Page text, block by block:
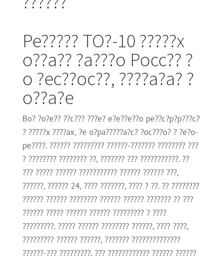
Pe????? TO?-10 ?????x
o??a?? ?a???o Pocc?? ?
o ?ec??oc??, ????a?a? ?
o??a?e
Bo? ?o?e?? ??c??? ???e? e?e??e??o pe??c?p?p???c?
? ?????x ????ax, ?e o?pa?????a?c? ?oc???o? ? ?e?o-
pe????. ?????? ????????? ??????-??????? ???????? ???
? ???????? ???????? ??, ??????? ??? ???????????. ??
??? ????? ?????? ??????????? ?????? ?????? ???,
??????, ?????? 24, ???? ???????, ???? ? ??. ?? ????????
?????? ?????? ???????? ?????? ?????? ??????? ?? ???
?????? ????? ?????? ?????? ????????? ? ????
?????????. ????? ?????? ???????? ??????, ???? ????,
????????? ?????? ??????, ??????? ??????????????
??????-??? ?????????. ??? ???????????? ?????? ??????